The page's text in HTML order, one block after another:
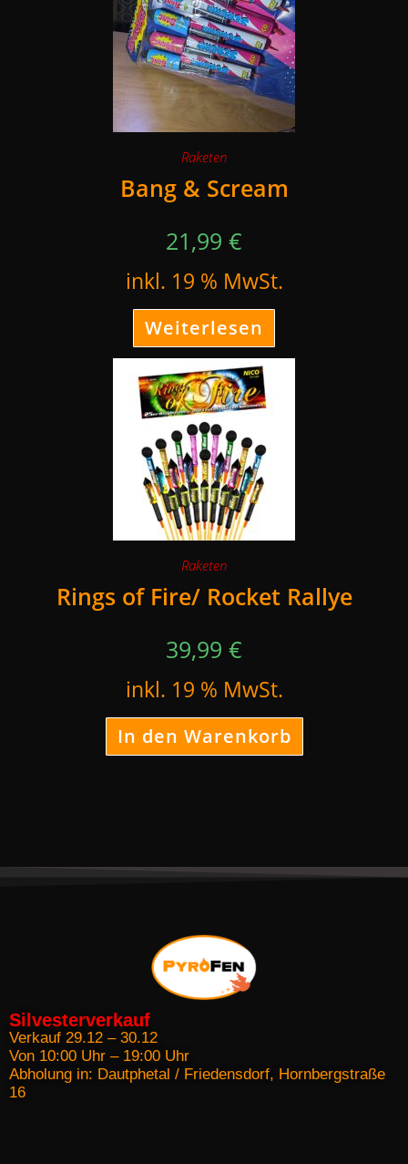
Raketen
Bang & Scream
21,99 €
inkl. 19 % MwSt.
Weiterlesen
Raketen
Rings of Fire/ Rocket Rallye
39,99 €
inkl. 19 % MwSt.
In den Warenkorb
Silvesterverkauf
Verkauf 29.12 – 30.12
Von 10:00 Uhr – 19:00 Uhr
Abholung in: Dautphetal / Friedensdorf, Hornbergstraße
16